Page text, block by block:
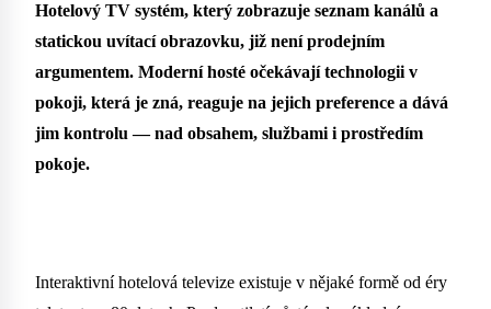
Hotelový TV systém, který zobrazuje seznam kanálů a
statickou uvítací obrazovku, již není prodejním
argumentem. Moderní hosté očekávají technologii v
pokoji, která je zná, reaguje na jejich preference a dává
jim kontrolu — nad obsahem, službami i prostředím
pokoje.
Interaktivní hotelová televize existuje v nějaké formě od éry